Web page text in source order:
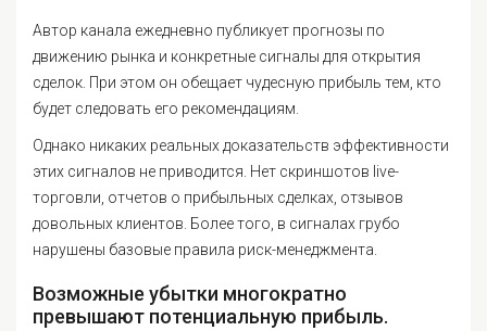
Автор канала ежедневно публикует прогнозы по
движению рынка и конкретные сигналы для открытия
сделок. При этом он обещает чудесную прибыль тем, кто
будет следовать его рекомендациям.
Однако никаких реальных доказательств эффективности
этих сигналов не приводится. Нет скриншотов live-
торговли, отчетов о прибыльных сделках, отзывов
довольных клиентов. Более того, в сигналах грубо
нарушены базовые правила риск-менеджмента.
Возможные убытки многократно
превышают потенциальную прибыль.